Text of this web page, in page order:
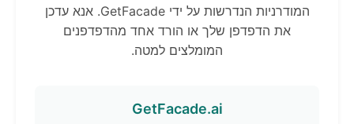
המודרניות הנדרשות על ידי GetFacade. אנא עדכן
את הדפדפן שלך או הורד אחד מהדפדפנים
המומלצים למטה.
GetFacade.ai